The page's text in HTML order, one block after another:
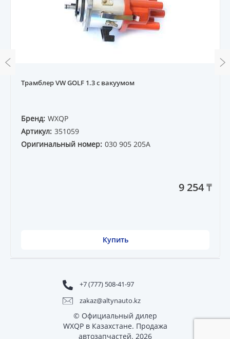
Трамблер VW GOLF 1.3 c вакуумом
Бренд: WXQP
Артикул: 351059
Оригинальный номер: 030 905 205A
9 254 ₸
Купить
+7 (777) 508-41-97
zakaz@altynauto.kz
© Официальный дилер
WXQP в Казахстане. Продажа
автозапчастей. 2026